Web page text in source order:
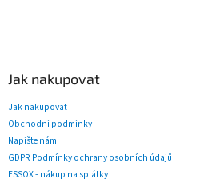
Jak nakupovat
Jak nakupovat
Obchodní podmínky
Napište nám
GDPR Podmínky ochrany osobních údajů
ESSOX - nákup na splátky